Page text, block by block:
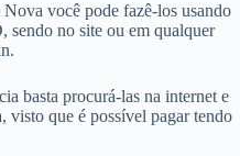
você pode fazê-los usando
no site ou em qualquer
basta procurá-las na internet e
que é possível pagar tendo